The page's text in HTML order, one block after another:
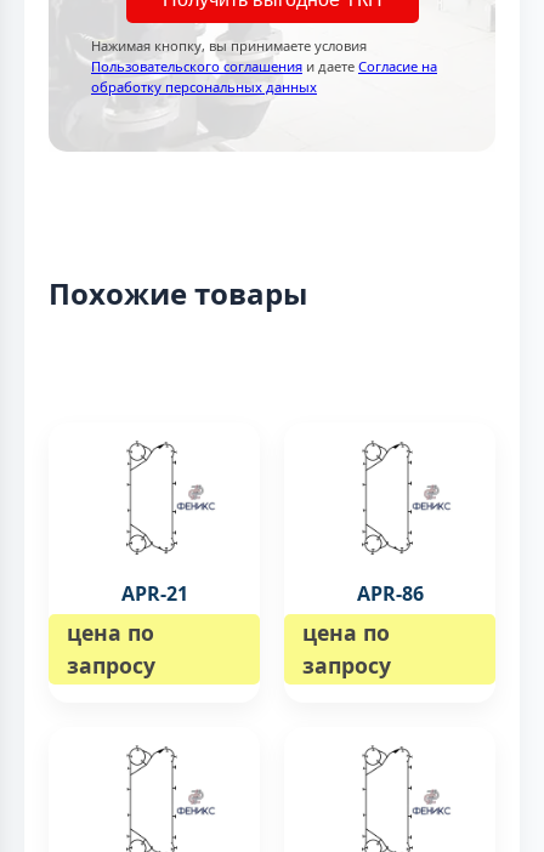
Нажимая кнопку, вы принимаете условия
Пользовательского соглашения и даете Согласие на
обработку персональных данных
Похожие товары
APR-21
цена по
запросу
APR-86
цена по
запросу